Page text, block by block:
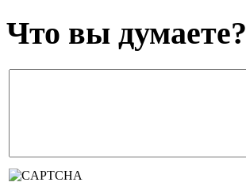
Что вы думаете?